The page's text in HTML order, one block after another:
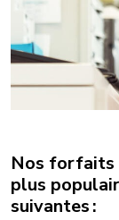
Nos forfaits
plus
suivantes :